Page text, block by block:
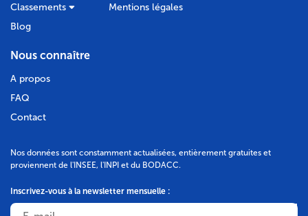
Classements
Blog
Mentions légales
Nous connaître
A propos
FAQ
Contact
Nos données sont constamment actualisées, entièrement gratuites et
proviennent de l'INSEE, l'INPI et du BODACC.
Inscrivez-vous à la newsletter mensuelle :